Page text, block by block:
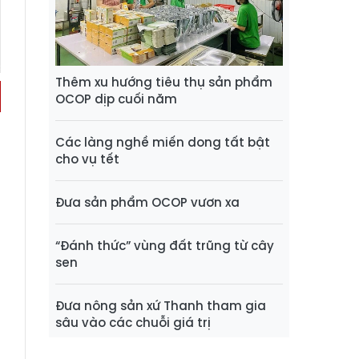
Thêm xu hướng tiêu thụ sản phẩm
OCOP dịp cuối năm
Các làng nghề miến dong tất bật
cho vụ tết
Đưa sản phẩm OCOP vươn xa
“Đánh thức” vùng đất trũng từ cây
sen
Đưa nông sản xứ Thanh tham gia
sâu vào các chuỗi giá trị